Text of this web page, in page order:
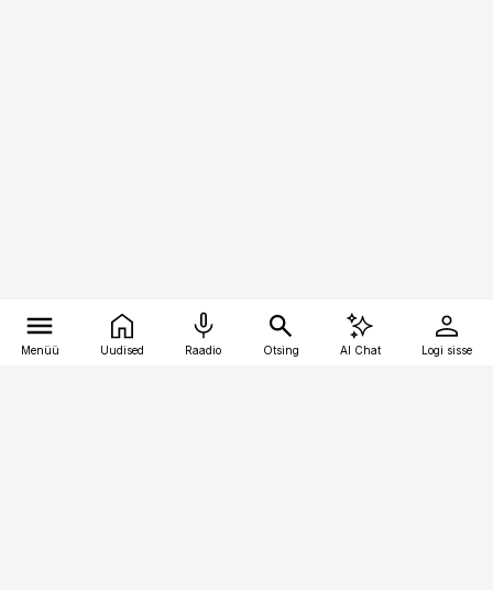
Menüü Uudised Raadio Otsing AI Chat Logi sisse